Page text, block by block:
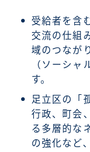
受給者を含
交流の仕組
域のつなが
（ソーシャ
す。
足立区の「
行政、町会
る多層的な
の強化など